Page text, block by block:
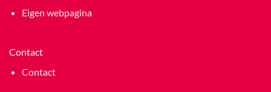
Eigen webpagina
Contact
Contact